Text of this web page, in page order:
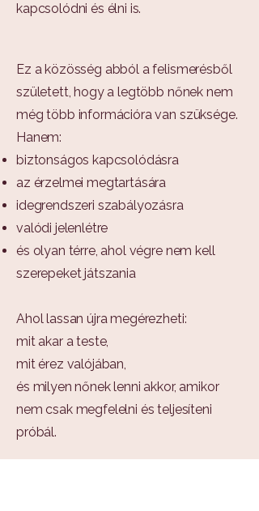
kapcsolódni és élni is.
Ez a közösség abból a felismerésből
született, hogy a legtöbb nőnek nem
még több információra van szüksége.
Hanem:
biztonságos kapcsolódásra
az érzelmei megtartására
idegrendszeri szabályozásra
valódi jelenlétre
és olyan térre, ahol végre nem kell
szerepeket játszania
Ahol lassan újra megérezheti:
mit akar a teste,
mit érez valójában,
és milyen nőnek lenni akkor, amikor
nem csak megfelelni és teljesíteni
próbál.